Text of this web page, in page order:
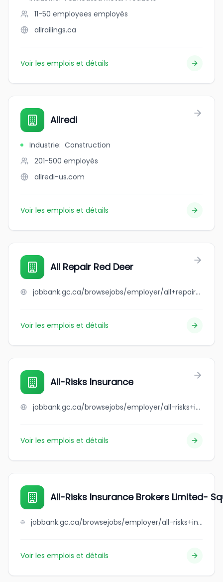
11-50 employees employés
allrailings.ca
Voir les emplois et détails
Allredi
Industrie: Construction
201-500 employés
allredi-us.com
Voir les emplois et détails
All Repair Red Deer
jobbank.gc.ca/browsejobs/employer/all+repair+red+deer/ca
Voir les emplois et détails
All-Risks Insurance
jobbank.gc.ca/browsejobs/employer/all-risks+insurance/ca
Voir les emplois et détails
All-Risks Insurance Brokers Limited-
jobbank.gc.ca/browsejobs/employer/all-risks+insurance+brokers+limited-+square+one/ca
Voir les emplois et détails